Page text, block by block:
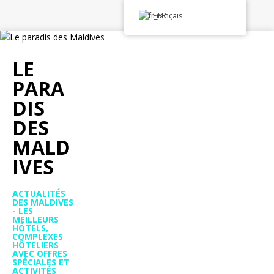
LE
PARA
DIS
DES
MALD
IVES
ACTUALITÉS
DES MALDIVES
- LES
MEILLEURS
HÔTELS,
COMPLEXES
HÔTELIERS
AVEC OFFRES
SPÉCIALES ET
ACTIVITÉS
Français